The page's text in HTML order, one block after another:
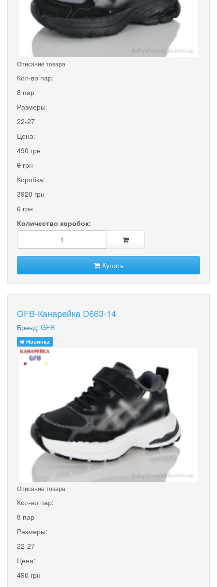
Описание товара
Кол-во пар:
8 пар
Размеры:
22-27
Цена:
490 грн
0 грн
Коробка:
3920 грн
0 грн
Количество коробок:
Купить
GFB-Канарейка D663-14
Бренд: GFB
Новинка
Описание товара
Кол-во пар:
8 пар
Размеры:
22-27
Цена:
490 грн